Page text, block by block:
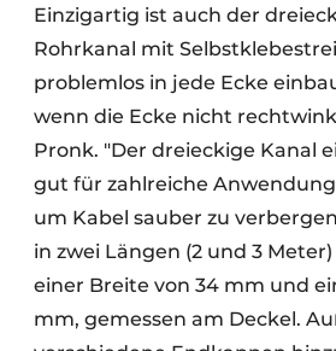
Einzigartig ist auch der
Rohrkanal mit
problemlos in jede Ecke
wenn die Ecke nicht
Pronk. "Der dreieckige Kanal
gut für zahlreiche
um Kabel sauber zu
in zwei Längen (2 und 3
einer Breite von 34 mm und
mm, gemessen am Deckel.